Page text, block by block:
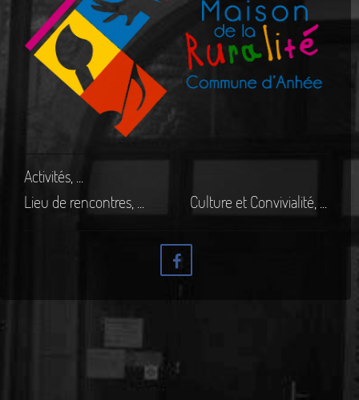
Activités, ...
Lieu de rencontres, ...
Culture et Convivialité, ...